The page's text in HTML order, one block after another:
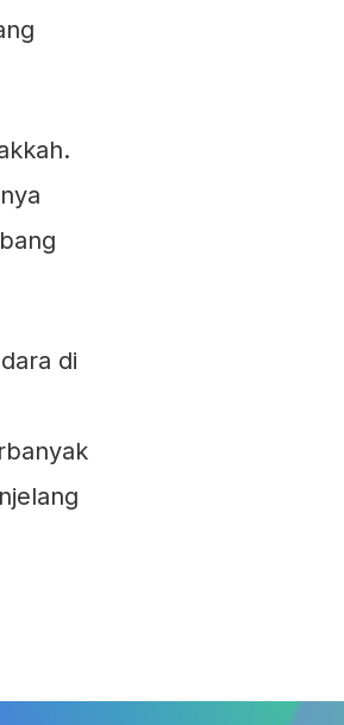
di